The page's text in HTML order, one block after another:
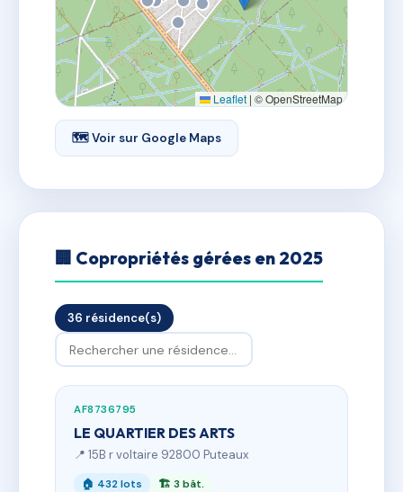
Leaflet | © OpenStreetMap
🗺 Voir sur Google Maps
🏢 Copropriétés gérées en 2025
36 résidence(s)
AF8736795
LE QUARTIER DES ARTS
📍 15B r voltaire 92800 Puteaux
🏠 432 lots 🏗 3 bât.